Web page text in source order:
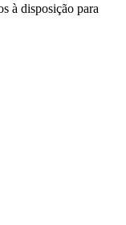
à disposição para